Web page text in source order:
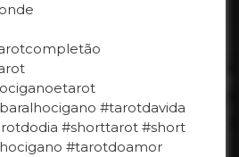
#tarotdavida
#shorttarot #short
#tarotdoamor